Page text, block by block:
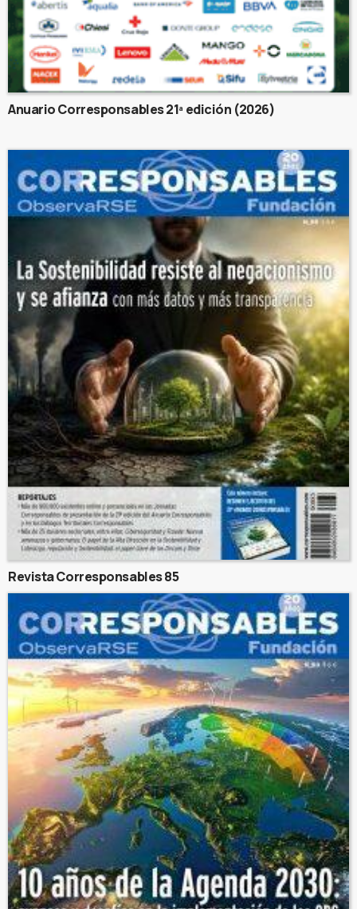
Anuario Corresponsables 21ª edición (2026)
Revista Corresponsables 85